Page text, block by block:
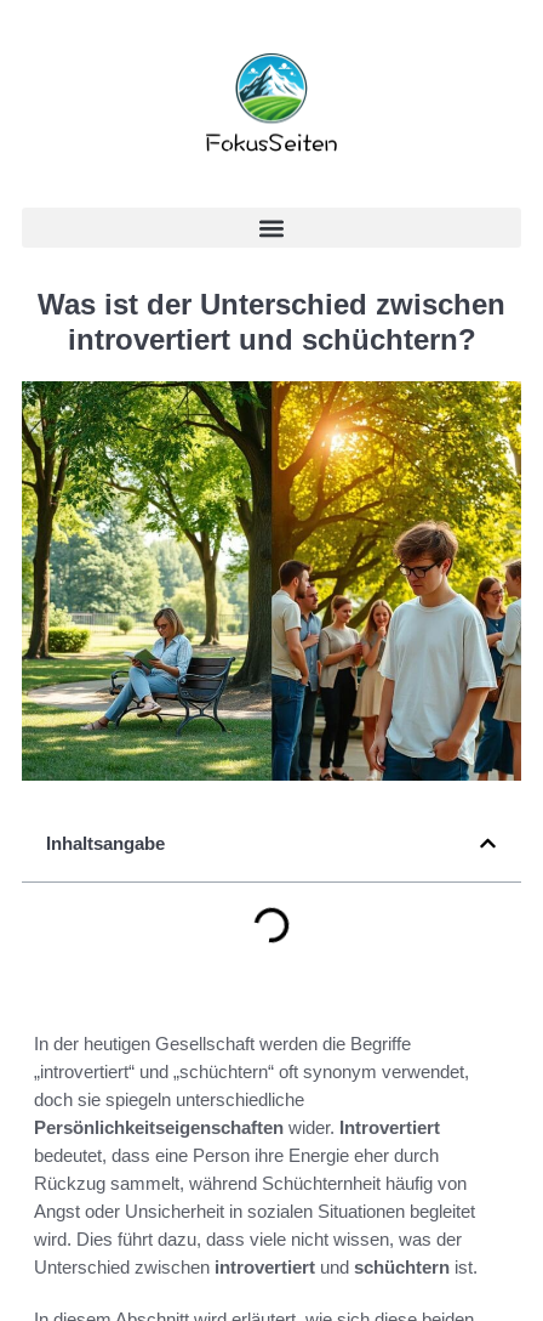
Was ist der Unterschied zwischen
introvertiert und schüchtern?
Inhaltsangabe
In der heutigen Gesellschaft werden die Begriffe
„introvertiert“ und „schüchtern“ oft synonym verwendet,
doch sie spiegeln unterschiedliche
Persönlichkeitseigenschaften wider. Introvertiert
bedeutet, dass eine Person ihre Energie eher durch
Rückzug sammelt, während Schüchternheit häufig von
Angst oder Unsicherheit in sozialen Situationen begleitet
wird. Dies führt dazu, dass viele nicht wissen, was der
Unterschied zwischen introvertiert und schüchtern ist.